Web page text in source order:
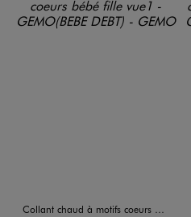
Collant chaud à motifs coeurs bébé fille